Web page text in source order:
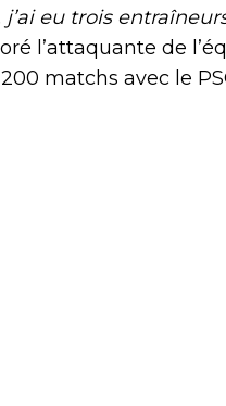
eu trois
l’attaquante de
matchs avec le